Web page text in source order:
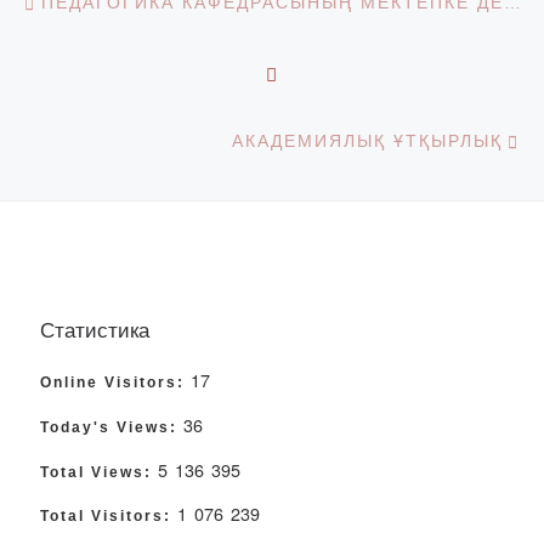
АКАДЕМИЯЛЫҚ ҰТҚЫРЛЫҚ
Статистика
Online Visitors: 17
Today's Views: 36
Total Views: 5 136 395
Total Visitors: 1 076 239